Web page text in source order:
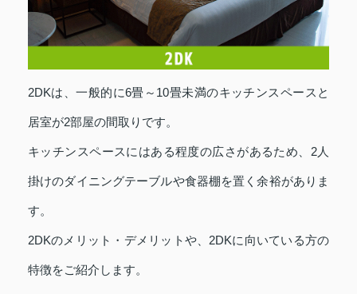
2DKは、一般的に6畳～10畳未満のキッチンスペースと
居室が2部屋の間取りです。
キッチンスペースにはある程度の広さがあるため、2人
掛けのダイニングテーブルや食器棚を置く余裕がありま
す。
2DKのメリット・デメリットや、2DKに向いている方の
特徴をご紹介します。